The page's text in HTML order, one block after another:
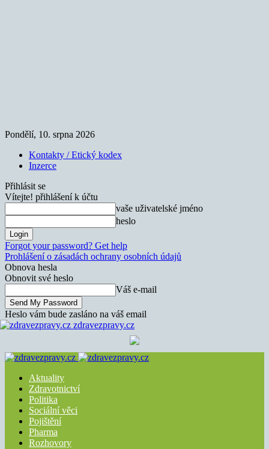
Pondělí, 10. srpna 2026
Kontakty / Etický kodex
Inzerce
Přihlásit se
Vítejte! přihlášení k účtu
vaše uživatelské jméno
heslo
Forgot your password? Get help
Prohlášení o zásadách ochrany osobních údajů
Obnova hesla
Obnovit své heslo
Váš e-mail
Heslo vám bude zasláno na váš email
zdravezpravy.cz
Aktuality
Zdravotnictví
Politika
Sociální věci
Pojištění
Pharma
Rozhovory